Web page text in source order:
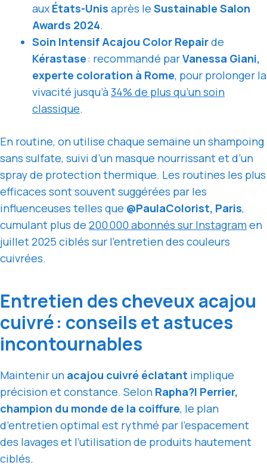
aux États-Unis après le Sustainable Salon
Awards 2024.
Soin Intensif Acajou Color Repairde
Kérastase: recommandé parVanessa Giani,
experte coloration à Rome, pour prolonger la
vivacité jusqu’à34% de plus qu’un soin
classique.
En routine, on utilise chaque semaine un shampoing
sans sulfate, suivi d’un masque nourrissant et d’un
spray de protection thermique. Les routines les plus
efficaces sont souvent suggérées par les
influenceuses telles que @PaulaColorist, Paris,
cumulant plus de 200 000 abonnés sur Instagramen
juillet 2025 ciblés sur l’entretien des couleurs
cuivrées.
Entretien des cheveux acajou
cuivré : conseils et astuces
incontournables
Maintenir un acajou cuivré éclatant implique
précision et constance. Selon Rapha?l Perrier,
champion du monde de la coiffure, le plan
d’entretien optimal est rythmé par l’espacement
des lavages et l’utilisation de produits hautement
ciblés.